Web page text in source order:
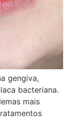
gengiva,
bacteriana.
mais